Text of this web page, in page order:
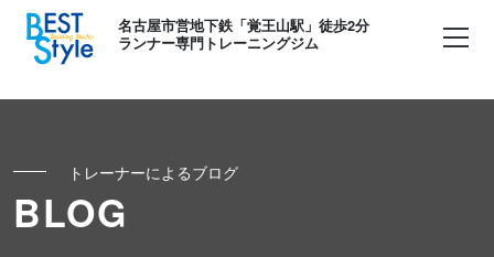
名古屋市営地下鉄「覚王山駅」徒歩2分
ランナー専門トレーニングジム
初めての方へ
トレーナーによるブログ
BLOG